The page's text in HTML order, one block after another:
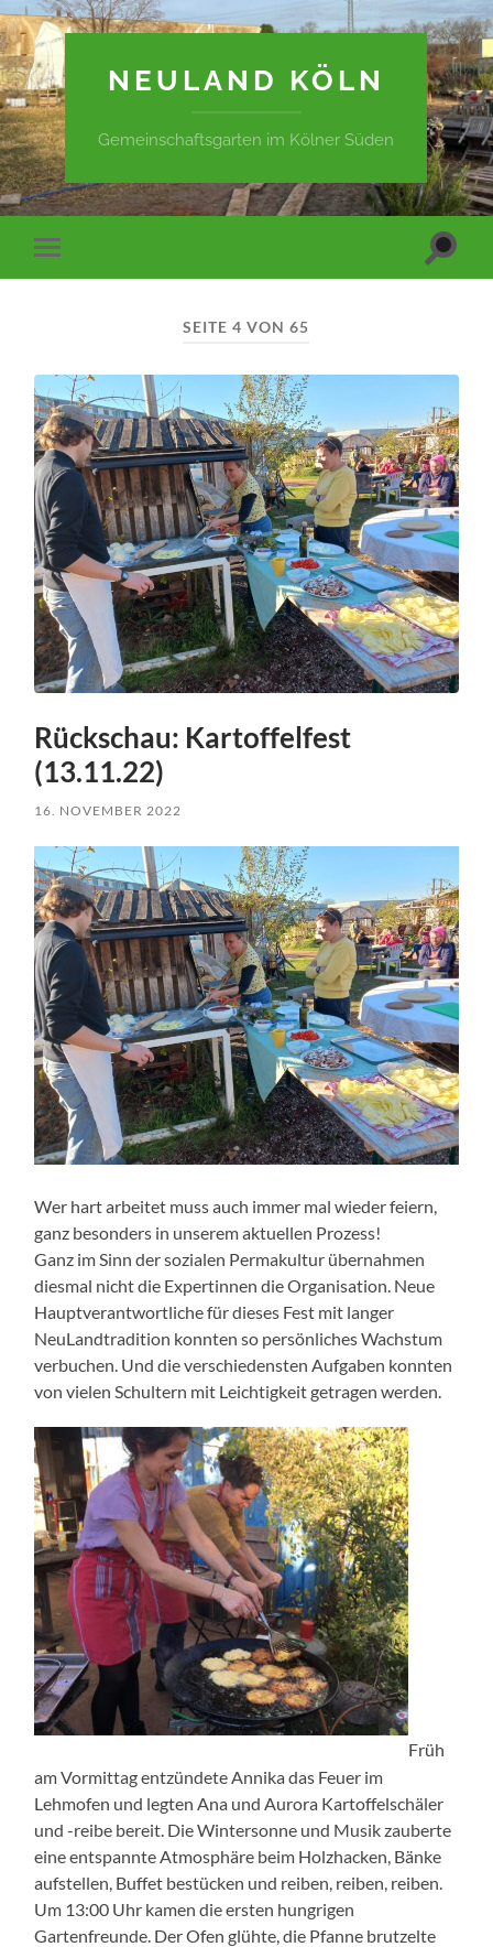
NEULAND KÖLN
Gemeinschaftsgarten im Kölner Süden
Mobile-
Menü
SEITE 4 VON 65
Rückschau: Kartoffelfest
(13.11.22)
16. NOVEMBER 2022
Wer hart arbeitet muss auch immer mal wieder feiern,
ganz besonders in unserem aktuellen Prozess!
Ganz im Sinn der sozialen Permakultur übernahmen
diesmal nicht die Expertinnen die Organisation. Neue
Hauptverantwortliche für dieses Fest mit langer
NeuLandtradition konnten so persönliches Wachstum
verbuchen. Und die verschiedensten Aufgaben konnten
von vielen Schultern mit Leichtigkeit getragen werden.
Früh
am Vormittag entzündete Annika das Feuer im
Lehmofen und legten Ana und Aurora Kartoffelschäler
und -reibe bereit. Die Wintersonne und Musik zauberte
eine entspannte Atmosphäre beim Holzhacken, Bänke
aufstellen, Buffet bestücken und reiben, reiben, reiben.
Um 13:00 Uhr kamen die ersten hungrigen
Gartenfreunde. Der Ofen glühte, die Pfanne brutzelte